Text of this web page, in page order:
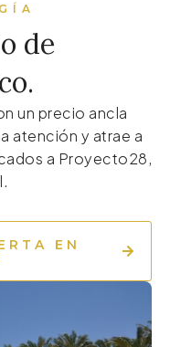
de
un precio ancla
atención y atrae a
a Proyecto28,
EN